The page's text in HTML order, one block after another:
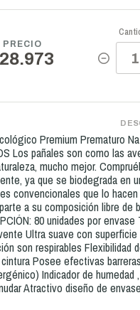
PRECIO
Premium Prematuro
Los pañales son como las
mucho mejor.
ya que se biodegrada en
convencionales que lo
parte a su composición libre de
80 unidades por
Ultra suave con
son respirables
cintura Posee efectivas
Indicador de
Atractivo diseño de